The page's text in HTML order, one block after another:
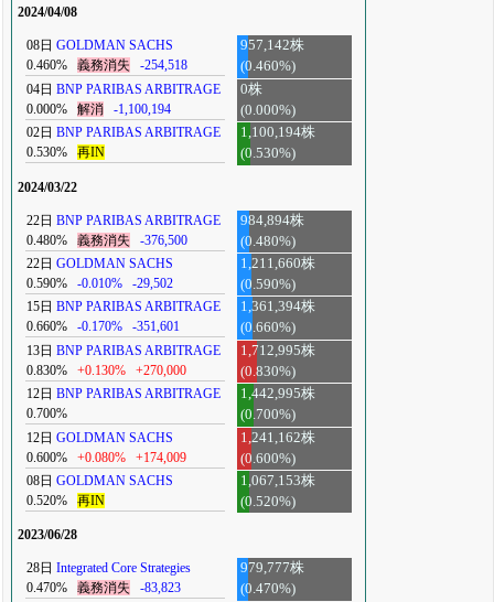
2024/04/08
08日 GOLDMAN SACHS
0.460%
義務消失 -254,518
957,142株
(0.460%)
04日 BNP PARIBAS ARBITRAGE
0.000%
解消 -1,100,194
0株
(0.000%)
02日 BNP PARIBAS ARBITRAGE
0.530%
再IN
1,100,194株
(0.530%)
2024/03/22
22日 BNP PARIBAS ARBITRAGE
0.480%
義務消失 -376,500
984,894株
(0.480%)
22日 GOLDMAN SACHS
0.590%
-0.010% -29,502
1,211,660株
(0.590%)
15日 BNP PARIBAS ARBITRAGE
0.660%
-0.170% -351,601
1,361,394株
(0.660%)
13日 BNP PARIBAS ARBITRAGE
0.830%
+0.130% +270,000
1,712,995株
(0.830%)
12日 BNP PARIBAS ARBITRAGE
0.700%
1,442,995株
(0.700%)
12日 GOLDMAN SACHS
0.600%
+0.080% +174,009
1,241,162株
(0.600%)
08日 GOLDMAN SACHS
0.520%
再IN
1,067,153株
(0.520%)
2023/06/28
28日 Integrated Core Strategies
0.470%
義務消失 -83,823
979,777株
(0.470%)